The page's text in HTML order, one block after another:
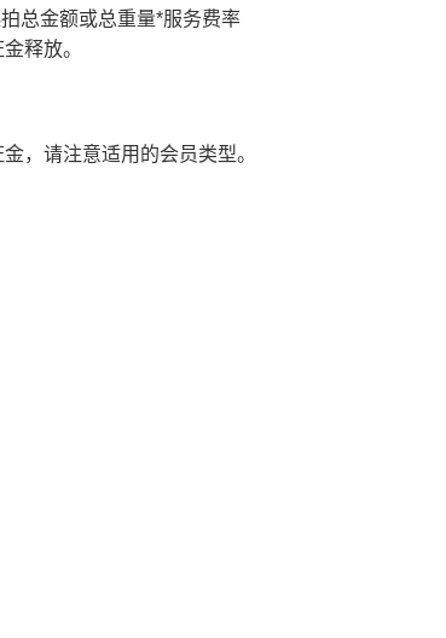
总金额或总重量*服务费率
释放。
，请注意适用的会员类型。